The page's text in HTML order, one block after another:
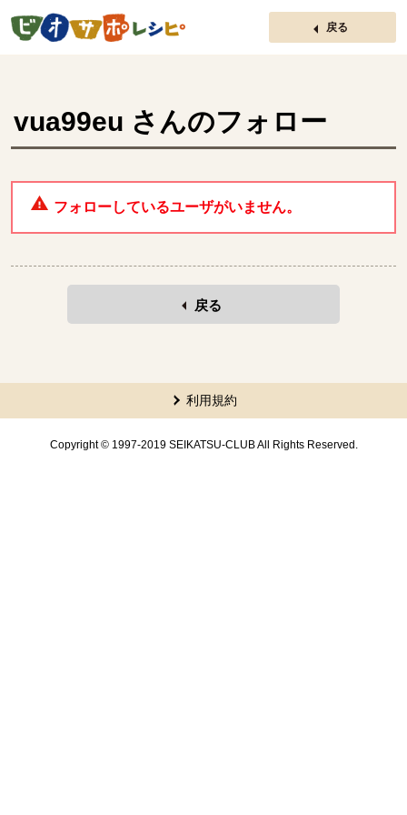
ページの先頭です。
戻る
vua99eu さんのフォロー
フォローしているユーザがいません。
戻る
ここから共通フッターメニューです。
利用規約
Copyright © 1997-2019 SEIKATSU-CLUB All Rights Reserved.